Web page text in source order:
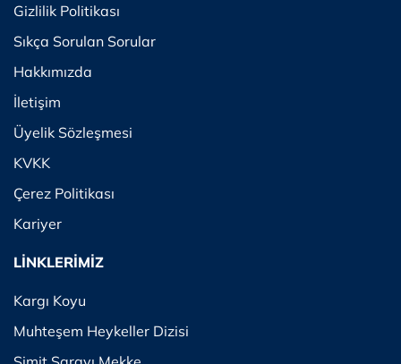
Gizlilik Politikası
Sıkça Sorulan Sorular
Hakkımızda
İletişim
Üyelik Sözleşmesi
KVKK
Çerez Politikası
Kariyer
LİNKLERİMİZ
Kargı Koyu
Muhteşem Heykeller Dizisi